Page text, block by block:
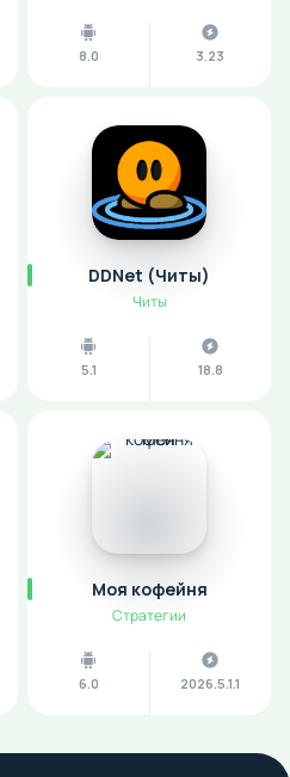
8.0 3.23
DDNet (Читы)
Читы
5.1 18.8
Моя кофейня
Стратегии
6.0 2026.5.1.1